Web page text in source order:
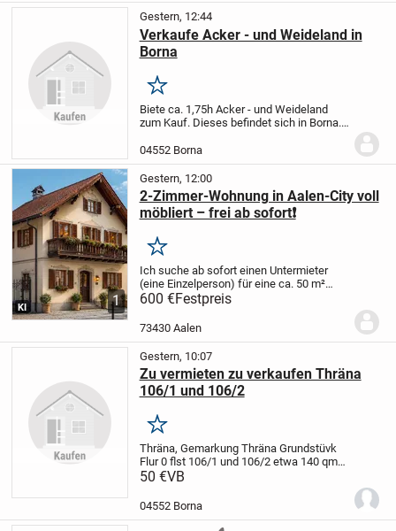
Gestern, 12:44
Verkaufe Acker - und Weideland in
Borna
Merken
Biete ca. 1,75h Acker - und Weideland
zum Kauf. Dieses befindet sich in Borna.
04552 Borna
1
KI
Gestern, 12:00
2-Zimmer-Wohnung in Aalen-City voll
möbliert – frei ab sofort❗️
Merken
Ich suche ab sofort einen Untermieter
(eine Einzelperson) für eine ca. 50 m²
große, voll möblierte 2-Zimmer-
Dachgeschosswohnung in bester Lage
der Aalen-City.
600 €Festpreis
73430 Aalen
Gestern, 10:07
Zu vermieten zu verkaufen Thräna
106/1 und 106/2
Merken
Thräna, Gemarkung Thräna Grundstüvk
Flur 0 flst 106/1 und 106/2 etwa 140 qm
.Zu vermieten 300 euro pro zjahr zu
50 €VB
04552 Borna